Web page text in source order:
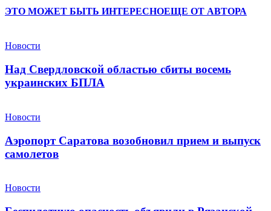
ЭТО МОЖЕТ БЫТЬ ИНТЕРЕСНОЕЩЕ ОТ АВТОРА
Новости
Над Свердловской областью сбиты восемь
украинских БПЛА
Новости
Аэропорт Саратова возобновил прием и выпуск
самолетов
Новости